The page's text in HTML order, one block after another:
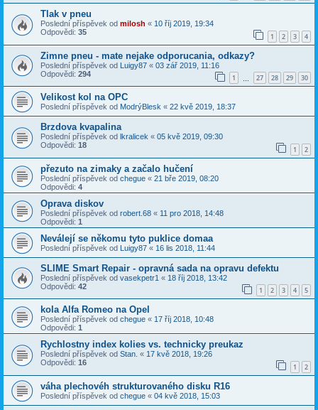
Tlak v pneu
Poslední příspěvek od milosh « 10 říj 2019, 19:34
Odpovědi: 35 1 2 3 4
Zimne pneu - mate nejake odporucania, odkazy?
Poslední příspěvek od Luigy87 « 03 zář 2019, 11:16
Odpovědi: 294 1 27 28 29 30
Velikost kol na OPC
Poslední příspěvek od ModrýBlesk « 22 kvě 2019, 18:37
Brzdova kvapalina
Poslední příspěvek od lkralicek « 05 kvě 2019, 09:30
Odpovědi: 18 1 2
přezuto na zimaky a začalo hučení
Poslední příspěvek od chegue « 21 bře 2019, 08:20
Odpovědi: 4
Oprava diskov
Poslední příspěvek od robert.68 « 11 pro 2018, 14:48
Odpovědi: 1
Neválejí se někomu tyto puklice domaa
Poslední příspěvek od Luigy87 « 16 lis 2018, 11:44
SLIME Smart Repair - opravná sada na opravu defektu
Poslední příspěvek od vasekpetr1 « 18 říj 2018, 13:42
Odpovědi: 42 1 2 3 4 5
kola Alfa Romeo na Opel
Poslední příspěvek od chegue « 17 říj 2018, 10:48
Odpovědi: 1
Rychlostny index kolies vs. technicky preukaz
Poslední příspěvek od Stan. « 17 kvě 2018, 19:26
Odpovědi: 16 1 2
váha plechovéh strukturovaného disku R16
Poslední příspěvek od chegue « 04 kvě 2018, 15:03